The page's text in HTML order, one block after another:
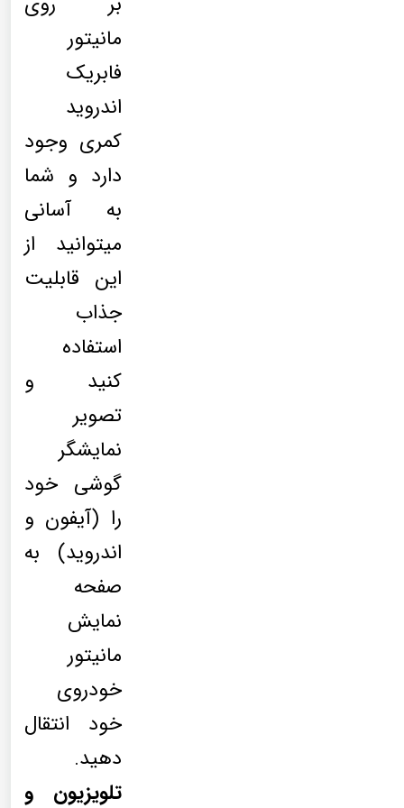
مانیتور
فابریک
اندروید
کمری وجود
دارد و شما
به آسانی
میتوانید از
این قابلیت
جذاب
استفاده
کنید و
تصویر
نمایشگر
گوشی خود
را (آیفون و
اندروید) به
صفحه
نمایش
مانیتور
خودروی
خود انتقال
دهید.
تلویزیون و